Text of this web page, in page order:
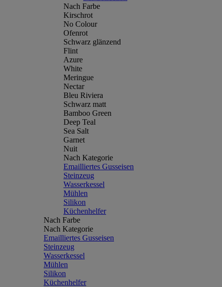
Nach Farbe
Kirschrot
No Colour
Ofenrot
Schwarz glänzend
Flint
Azure
White
Meringue
Nectar
Bleu Riviera
Schwarz matt
Bamboo Green
Deep Teal
Sea Salt
Garnet
Nuit
Nach Kategorie
Emailliertes Gusseisen
Steinzeug
Wasserkessel
Mühlen
Silikon
Küchenhelfer
Nach Farbe
Nach Kategorie
Emailliertes Gusseisen
Steinzeug
Wasserkessel
Mühlen
Silikon
Küchenhelfer